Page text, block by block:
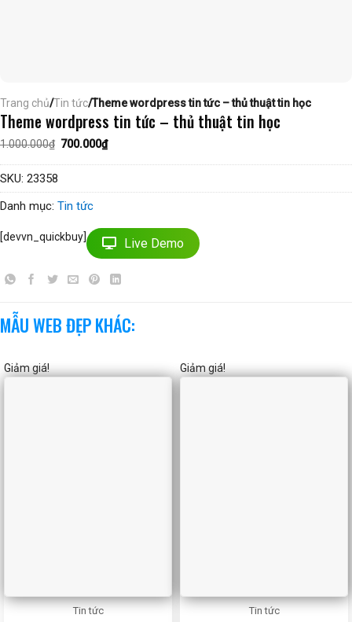
Trang chủ/Tin tức/Theme wordpress tin tức – thủ thuật tin học
Theme wordpress tin tức – thủ thuật tin học
1.000.000₫ Giá
là:
700.000₫Giá
hiện
tại
SKU: 23358
Danh mục: Tin tức
[devvn_quickbuy] Live Demo
MẪU WEB ĐẸP KHÁC:
Giảm giá!
Tin tức
Giảm giá!
Tin tức